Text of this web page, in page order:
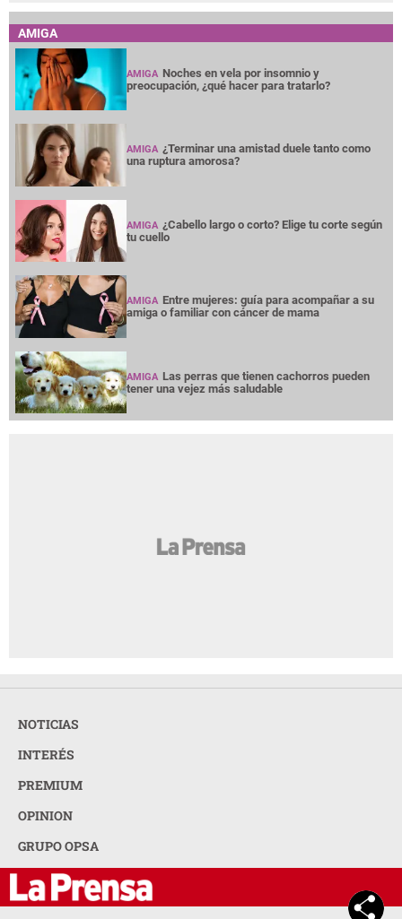
AMIGA
AMIGA Noches en vela por insomnio y
preocupación, ¿qué hacer para tratarlo?
AMIGA ¿Terminar una amistad duele tanto como
una ruptura amorosa?
AMIGA ¿Cabello largo o corto? Elige tu corte según
tu cuello
AMIGA Entre mujeres: guía para acompañar a su
amiga o familiar con cáncer de mama
AMIGA Las perras que tienen cachorros pueden
tener una vejez más saludable
NOTICIAS
INTERÉS
PREMIUM
OPINION
GRUPO OPSA